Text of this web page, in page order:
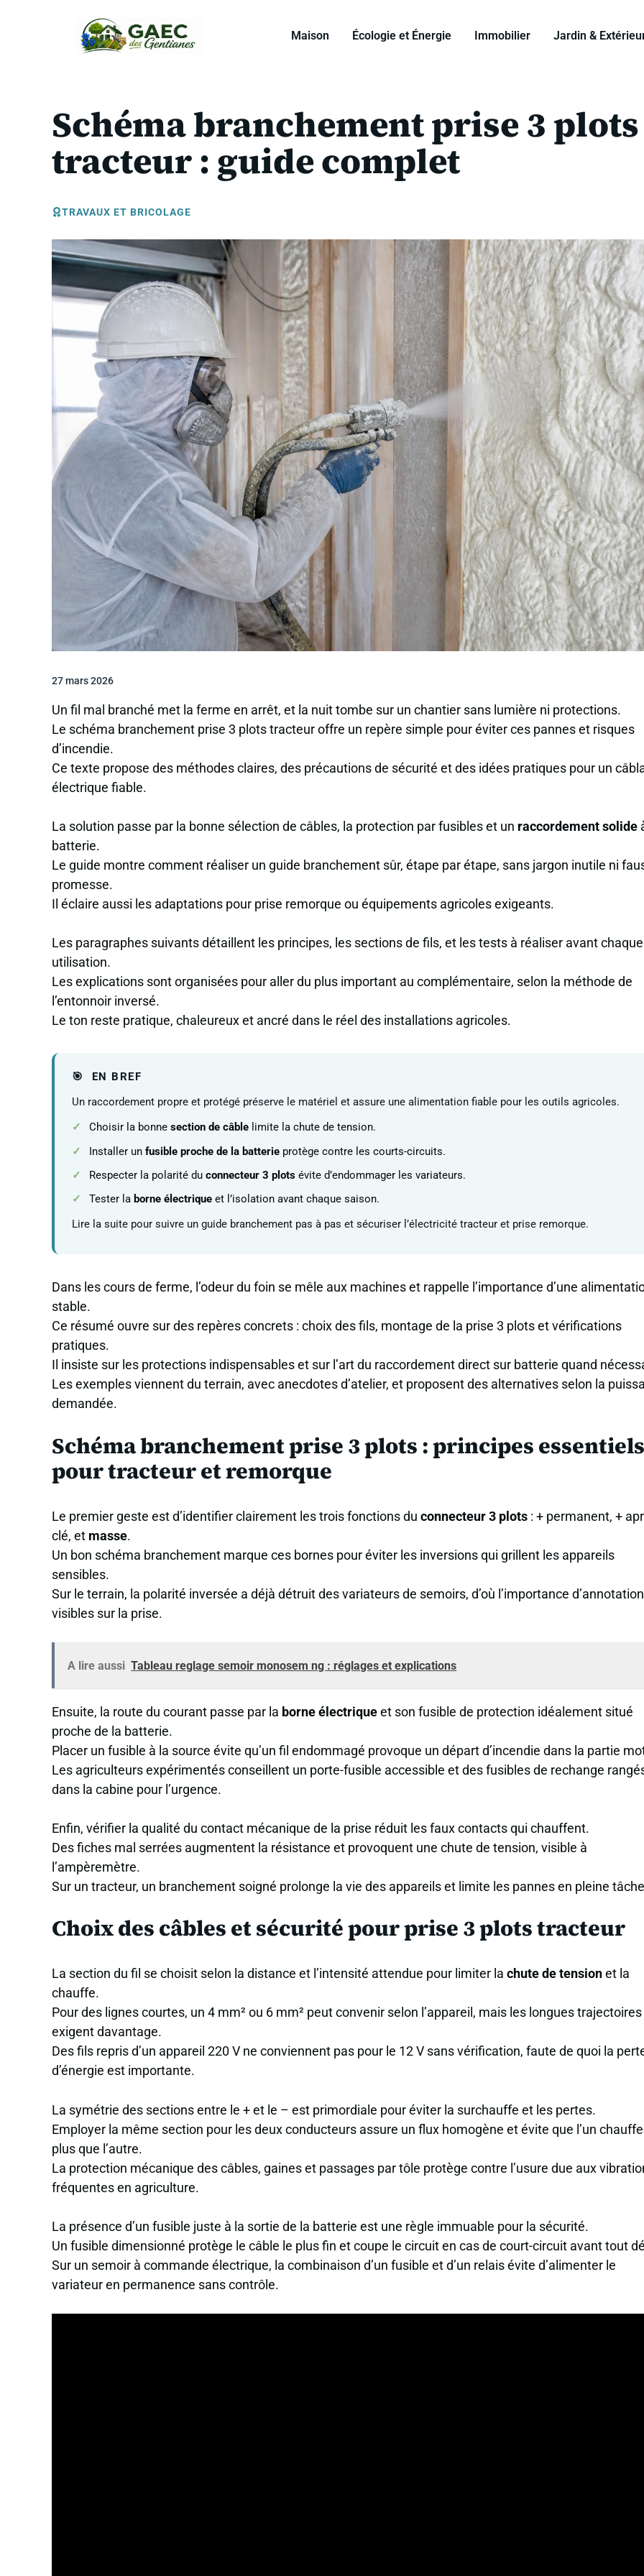
Maison Écologie et Énergie Immobilier Jardin &
Schéma branchement prise 3 plots
tracteur : guide complet
TRAVAUX ET BRICOLAGE
27 mars 2026
Un fil mal branché met la ferme en arrêt, et la nuit tombe sur un chantier sans lumière ni protections.
Le schéma branchement prise 3 plots tracteur offre un repère simple pour éviter ces pannes et risques
d’incendie.
Ce texte propose des méthodes claires, des précautions de sécurité et des idées pratiques pour un
électrique fiable.
La solution passe par la bonne sélection de câbles, la protection par fusibles et un raccordement solide
batterie.
Le guide montre comment réaliser un guide branchement sûr, étape par étape, sans jargon inutile ni
promesse.
Il éclaire aussi les adaptations pour prise remorque ou équipements agricoles exigeants.
Les paragraphes suivants détaillent les principes, les sections de fils, et les tests à réaliser avant chaque
utilisation.
Les explications sont organisées pour aller du plus important au complémentaire, selon la méthode de
l’entonnoir inversé.
Le ton reste pratique, chaleureux et ancré dans le réel des installations agricoles.
EN BREF
Un raccordement propre et protégé préserve le matériel et assure une alimentation fiable pour les outils agricoles.
Choisir la bonne section de câble limite la chute de tension.
Installer un fusible proche de la batterie protège contre les courts-circuits.
Respecter la polarité du connecteur 3 plots évite d’endommager les variateurs.
Tester la borne électrique et l’isolation avant chaque saison.
Lire la suite pour suivre un guide branchement pas à pas et sécuriser l’électricité tracteur et prise remorque.
Dans les cours de ferme, l’odeur du foin se mêle aux machines et rappelle l’importance d’une
stable.
Ce résumé ouvre sur des repères concrets : choix des fils, montage de la prise 3 plots et vérifications
pratiques.
Il insiste sur les protections indispensables et sur l’art du raccordement direct sur batterie quand
Les exemples viennent du terrain, avec anecdotes d’atelier, et proposent des alternatives selon la
demandée.
Schéma branchement prise 3 plots : principes essentiels
pour tracteur et remorque
Le premier geste est d’identifier clairement les trois fonctions du connecteur 3 plots : + permanent, +
clé, et masse.
Un bon schéma branchement marque ces bornes pour éviter les inversions qui grillent les appareils
sensibles.
Sur le terrain, la polarité inversée a déjà détruit des variateurs de semoirs, d’où l’importance
visibles sur la prise.
A lire aussi Tableau reglage semoir monosem ng : réglages et explications
Ensuite, la route du courant passe par la borne électriqueet son fusible de protection idéalement situé
proche de la batterie.
Placer un fusible à la source évite qu’un fil endommagé provoque un départ d’incendie dans la partie
Les agriculteurs expérimentés conseillent un porte-fusible accessible et des fusibles de rechange
dans la cabine pour l’urgence.
Enfin, vérifier la qualité du contact mécanique de la prise réduit les faux contacts qui chauffent.
Des fiches mal serrées augmentent la résistance et provoquent une chute de tension, visible à
l’ampèremètre.
Sur un tracteur, un branchement soigné prolonge la vie des appar­eils et limite les pannes en pleine
Choix des câbles et sécurité pour prise 3 plots tracteur
La section du fil se choisit selon la distance et l’intensité attendue pour limiter la chute de tensionet la
chauffe.
Pour des lignes courtes, un 4 mm² ou 6 mm² peut convenir selon l’appareil, mais les longues trajectoires
exigent davantage.
Des fils repris d’un appareil 220 V ne conviennent pas pour le 12 V sans vérification, faute de quoi la
d’énergie est importante.
La symétrie des sections entre le + et le – est primordiale pour éviter la surchauffe et les pertes.
Employer la même section pour les deux conducteurs assure un flux homogène et évite que l’un chauffe
plus que l’autre.
La protection mécanique des câbles, gaines et passages par tôle protège contre l’usure due aux
fréquentes en agriculture.
La présence d’un fusible juste à la sortie de la batterie est une règle immuable pour la sécurité.
Un fusible dimensionné protège le câble le plus fin et coupe le circuit en cas de court-circuit avant tout
Sur un semoir à commande électrique, la combinaison d’un fusible et d’un relais évite d’alimenter le
variateur en permanence sans contrôle.